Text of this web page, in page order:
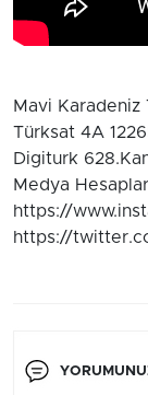
Mavi
Türksat 4A
Digiturk
Medya
https://
https://